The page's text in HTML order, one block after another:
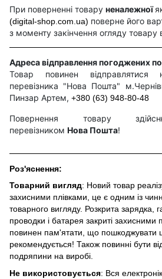
При поверненні товару неналежної
(digital-shop.com.ua) поверне його
з моменту закінчення огляду товару
Адреса відправлення погоджених
Товар повинен відправлятися
перевізника "Нова Пошта"
Пинзар Артем, +380 (63) 948-80-48
Повернення товару
перевізником Нова Пошта!
Роз'яснення:
Товарний вигляд: Новий товар
захисними плівками, це є одним із
товарного вигляду. Розкрита зарядка,
проводки і батарея закриті захисними
повинен пам'ятати, що пошкоджувати
рекомендується! Також повинні бути
подряпини на виробі.
Не використовується: Вся